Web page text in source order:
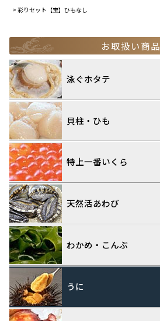
彩りセット【宝】ひもなし
お取扱い商品
泳ぐホタテ
貝柱・ひも
特上一番いくら
天然活あわび
わかめ・こんぶ
うに